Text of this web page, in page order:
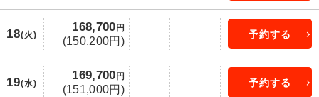
18(火)
168,700 円
(150,200円)
予約する
19(水)
169,700 円
(151,000円)
予約する